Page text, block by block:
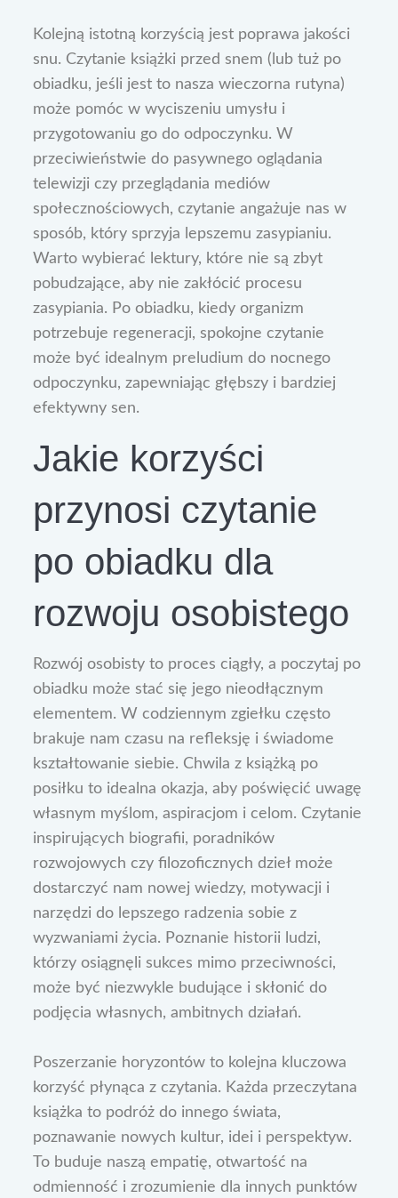
Kolejną istotną korzyścią jest poprawa jakości
snu. Czytanie książki przed snem (lub tuż po
obiadku, jeśli jest to nasza wieczorna rutyna)
może pomóc w wyciszeniu umysłu i
przygotowaniu go do odpoczynku. W
przeciwieństwie do pasywnego oglądania
telewizji czy przeglądania mediów
społecznościowych, czytanie angażuje nas w
sposób, który sprzyja lepszemu zasypianiu.
Warto wybierać lektury, które nie są zbyt
pobudzające, aby nie zakłócić procesu
zasypiania. Po obiadku, kiedy organizm
potrzebuje regeneracji, spokojne czytanie
może być idealnym preludium do nocnego
odpoczynku, zapewniając głębszy i bardziej
efektywny sen.
Jakie korzyści
przynosi czytanie
po obiadku dla
rozwoju osobistego
Rozwój osobisty to proces ciągły, a poczytaj po
obiadku może stać się jego nieodłącznym
elementem. W codziennym zgiełku często
brakuje nam czasu na refleksję i świadome
kształtowanie siebie. Chwila z książką po
posiłku to idealna okazja, aby poświęcić uwagę
własnym myślom, aspiracjom i celom. Czytanie
inspirujących biografii, poradników
rozwojowych czy filozoficznych dzieł może
dostarczyć nam nowej wiedzy, motywacji i
narzędzi do lepszego radzenia sobie z
wyzwaniami życia. Poznanie historii ludzi,
którzy osiągnęli sukces mimo przeciwności,
może być niezwykle budujące i skłonić do
podjęcia własnych, ambitnych działań.
Poszerzanie horyzontów to kolejna kluczowa
korzyść płynąca z czytania. Każda przeczytana
książka to podróż do innego świata,
poznawanie nowych kultur, idei i perspektyw.
To buduje naszą empatię, otwartość na
odmienność i zrozumienie dla innych punktów